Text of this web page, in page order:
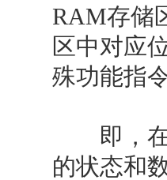
RAM存储
区中对应
殊功能指
即，在
的状态和